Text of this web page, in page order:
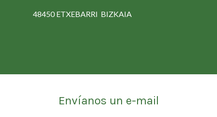
48450 ETXEBARRI BIZKAIA
Envíanos un e-mail